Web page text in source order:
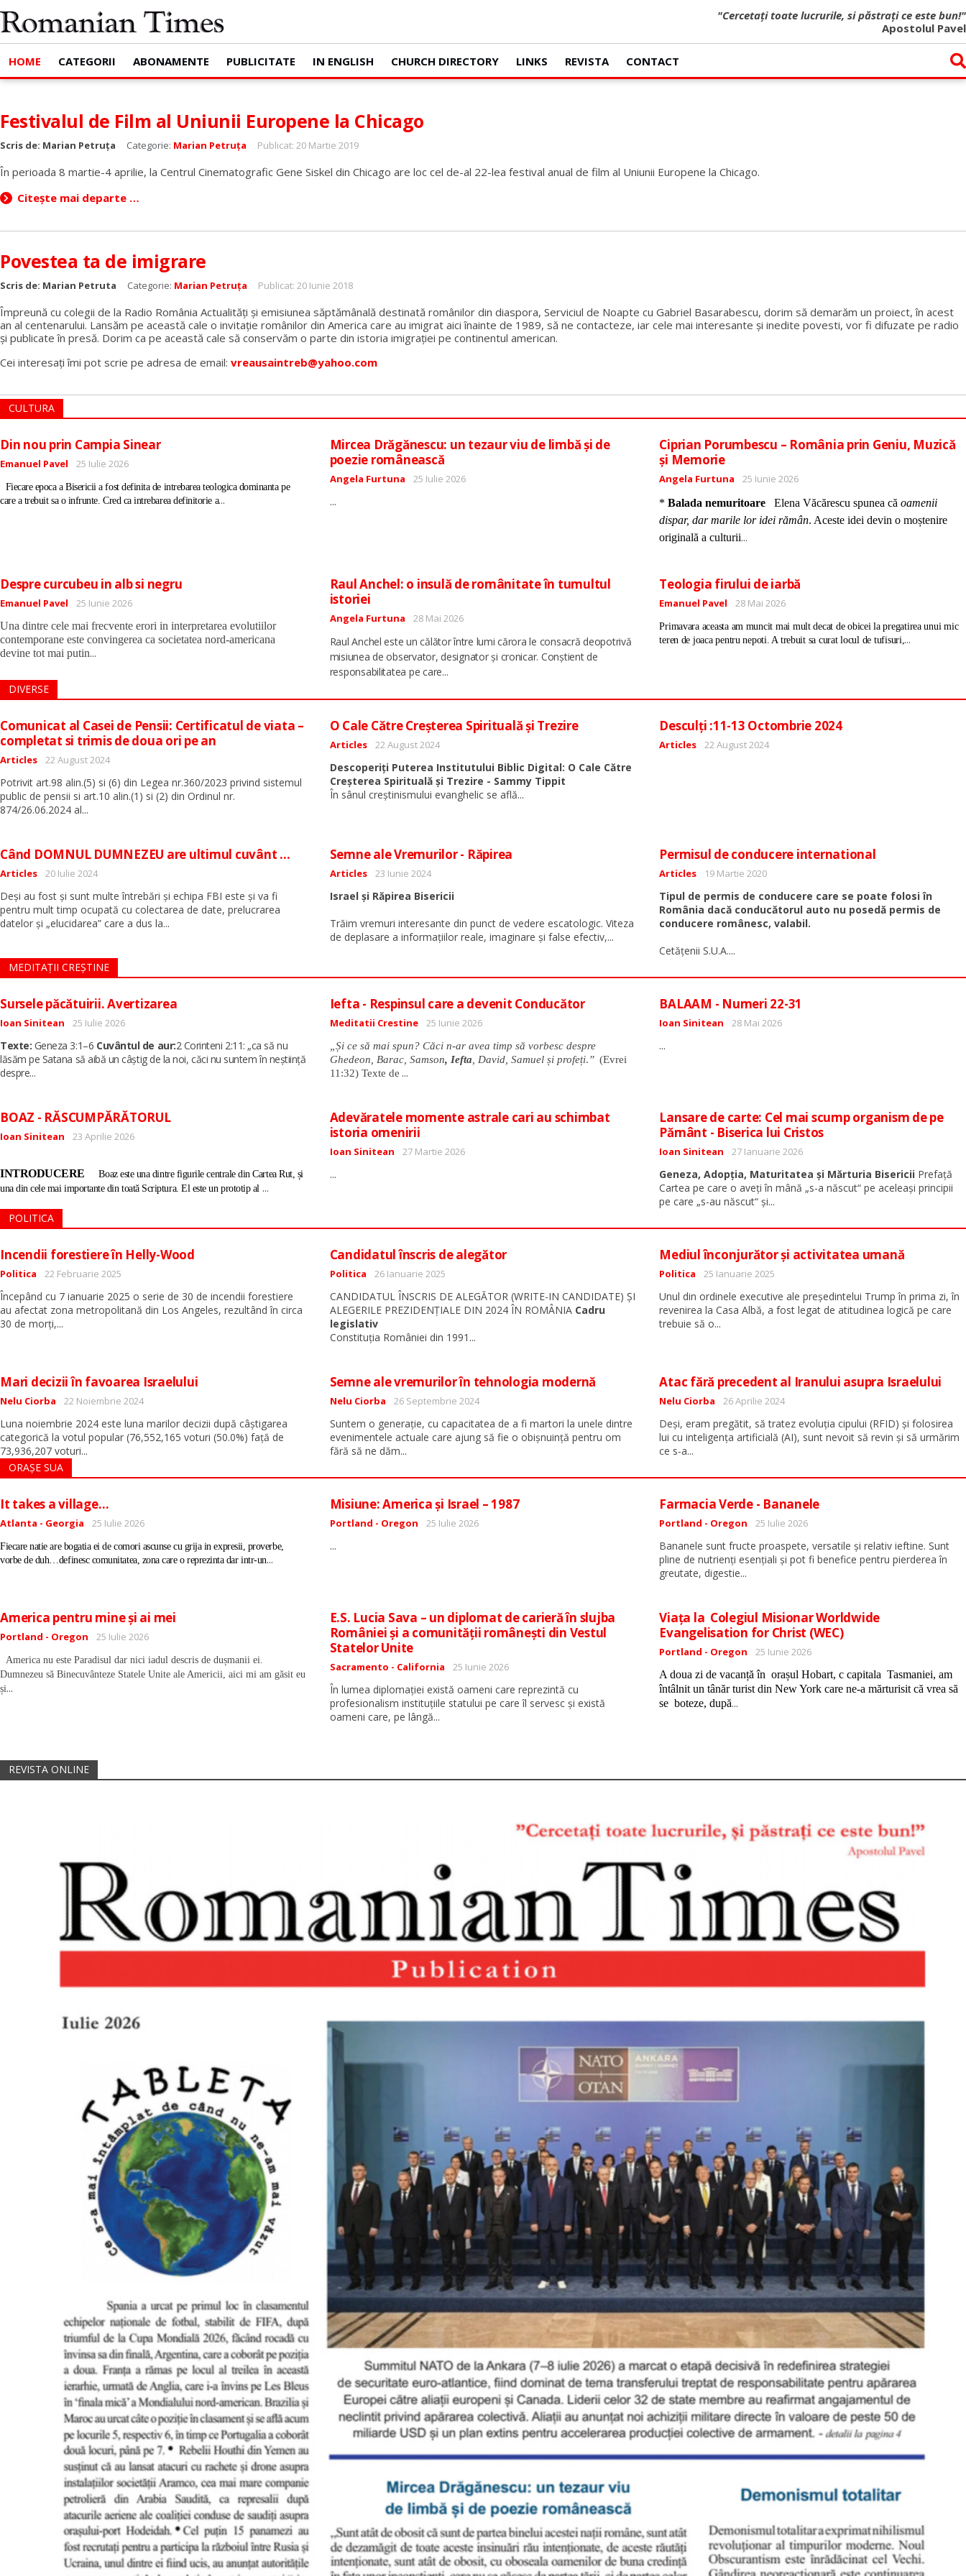
"Cercetați toate lucrurile, si păstrați ce este bun!"
Apostolul Pavel
HOME CATEGORII ABONAMENTE PUBLICITATE IN ENGLISH CHURCH DIRECTORY LINKS REVISTA CONTACT
Festivalul de Film al Uniunii Europene la Chicago
Scris de: Marian Petruța Categorie: Marian Petruța Publicat: 20 Martie 2019
În perioada 8 martie-4 aprilie, la Centrul Cinematografic Gene Siskel din Chicago are loc cel de-al 22-lea festival anual de film al Uniunii Europene la Chicago.
Citește mai departe …
Povestea ta de imigrare
Scris de: Marian Petruta Categorie: Marian Petruța Publicat: 20 Iunie 2018
Împreună cu colegii de la Radio România Actualități și emisiunea săptămânală destinată românilor din diaspora, Serviciul de Noapte cu Gabriel Basarabescu, dorim să demarăm un proiect, în acest
an al centenarului. Lansăm pe această cale o invitație românilor din America care au imigrat aici înainte de 1989, să ne contacteze, iar cele mai interesante și inedite povesti, vor fi difuzate pe radio
și publicate în presă. Dorim ca pe această cale să conservăm o parte din istoria imigrației pe continentul american.
Cei interesați îmi pot scrie pe adresa de email: vreausaintreb@yahoo.com
CULTURA
Din nou prin Campia Sinear
Detalii
Emanuel Pavel 25 Iulie 2026
Fiecare epoca a Bisericii a fost definita de intrebarea teologica dominanta pe
care a trebuit sa o infrunte. Cred ca intrebarea definitorie a...
Mircea Drăgănescu: un tezaur viu de limbă și de
poezie românească
Detalii
Angela Furtuna 25 Iulie 2026
...
Ciprian Porumbescu – România prin Geniu, Muzică
și Memorie
Detalii
Angela Furtuna 25 Iunie 2026
* Balada nemuritoare Elena Văcărescu spunea căoamenii
dispar, dar marile lor idei rămân. Aceste idei devin o moștenire
originală a culturii...
Despre curcubeu in alb si negru
Detalii
Emanuel Pavel 25 Iunie 2026
Una dintre cele mai frecvente erori in interpretarea evolutiilor
contemporane este convingerea ca societatea nord-americana
devine tot mai putin...
Raul Anchel: o insulă de românitate în tumultul
istoriei
Detalii
Angela Furtuna 28 Mai 2026
Raul Anchel este un călător între lumi cărora le consacră deopotrivă
misiunea de observator, designator și cronicar. Conștient de
responsabilitatea pe care...
Teologia firului de iarbă
Detalii
Emanuel Pavel 28 Mai 2026
Primavara aceasta am muncit mai mult decat de obicei la pregatirea unui mic
teren de joaca pentru nepoti. A trebuit sa curat locul de tufisuri, ...
DIVERSE
Comunicat al Casei de Pensii: Certificatul de viata –
completat si trimis de doua ori pe an
Detalii
Articles 22 August 2024
Potrivit art.98 alin.(5) si (6) din Legea nr.360/2023 privind sistemul
public de pensii si art.10 alin.(1) si (2) din Ordinul nr.
874/26.06.2024 al...
O Cale Către Creșterea Spirituală și Trezire
Detalii
Articles 22 August 2024
Descoperiți Puterea Institutului Biblic Digital: O Cale Către
Creșterea Spirituală și Trezire - Sammy Tippit
În sânul creștinismului evanghelic se află...
Desculți :11-13 Octombrie 2024
Detalii
Articles 22 August 2024
Când DOMNUL DUMNEZEU are ultimul cuvânt …
Detalii
Articles 20 Iulie 2024
Deși au fost și sunt multe întrebări și echipa FBI este și va fi
pentru mult timp ocupată cu colectarea de date, prelucrarea
datelor și „elucidarea” care a dus la...
Semne ale Vremurilor - Răpirea
Detalii
Articles 23 Iunie 2024
Israel și Răpirea Bisericii
Trăim vremuri interesante din punct de vedere escatologic. Viteza
de deplasare a informațiilor reale, imaginare și false efectiv,...
Permisul de conducere international
Detalii
Articles 19 Martie 2020
Tipul de permis de conducere care se poate folosi în
România dacă conducătorul auto nu posedă permis de
conducere românesc, valabil.
Cetăţenii S.U.A....
MEDITAȚII CREȘTINE
Sursele păcătuirii. Avertizarea
Detalii
Ioan Sinitean 25 Iulie 2026
Texte: Geneza 3:1–6 Cuvântul de aur:2 Corinteni 2:11: „ca să nu
lăsăm pe Satana să aibă un câștig de la noi, căci nu suntem în neștiință
despre...
Iefta - Respinsul care a devenit Conducător
Detalii
Meditatii Crestine 25 Iunie 2026
„Și ce să mai spun? Căci n-ar avea timp să vorbesc despre
Ghedeon, Barac, Samson, Iefta , David, Samuel și profeți.” (Evrei
11:32) Texte de ...
BALAAM - Numeri 22-31
Detalii
Ioan Sinitean 28 Mai 2026
...
BOAZ - RĂSCUMPĂRĂTORUL
Detalii
Ioan Sinitean 23 Aprilie 2026
INTRODUCERE
Boaz este una dintre figurile centrale din Cartea Rut, și
una din cele mai importante din toată Scriptura. El este un prototip al ...
Adevăratele momente astrale cari au schimbat
istoria omenirii
Detalii
Ioan Sinitean 27 Martie 2026
...
Lansare de carte: Cel mai scump organism de pe
Pământ - Biserica lui Cristos
Detalii
Ioan Sinitean 27 Ianuarie 2026
Geneza, Adopția, Maturitatea și Mărturia Bisericii Prefață
Cartea pe care o aveți în mână „s-a născut“ pe aceleași principii
pe care „s-au născut“ și...
POLITICA
Incendii forestiere în Helly-Wood
Detalii
Politica 22 Februarie 2025
Începând cu 7 ianuarie 2025 o serie de 30 de incendii forestiere
au afectat zona metropolitană din Los Angeles, rezultând în circa
30 de morți,...
Candidatul înscris de alegător
Detalii
Politica 26 Ianuarie 2025
CANDIDATUL ÎNSCRIS DE ALEGĂTOR (WRITE-IN CANDIDATE) ȘI
ALEGERILE PREZIDENȚIALE DIN 2024 ÎN ROMÂNIA Cadru
legislativ
Constituția României din 1991 ...
Mediul înconjurător și activitatea umană
Detalii
Politica 25 Ianuarie 2025
Unul din ordinele executive ale președintelui Trump în prima zi, în
revenirea la Casa Albă, a fost legat de atitudinea logică pe care
trebuie să o...
Mari decizii în favoarea Israelului
Detalii
Nelu Ciorba 22 Noiembrie 2024
Luna noiembrie 2024 este luna marilor decizii după câștigarea
categorică la votul popular (76,552,165 voturi (50.0%) față de
73,936,207 voturi...
Semne ale vremurilor în tehnologia modernă
Detalii
Nelu Ciorba 26 Septembrie 2024
Suntem o generație, cu capacitatea de a fi martori la unele dintre
evenimentele actuale care ajung să fie o obișnuință pentru om
fără să ne dăm...
Atac fără precedent al Iranului asupra Israelului
Detalii
Nelu Ciorba 26 Aprilie 2024
Deși, eram pregătit, să tratez evoluția cipului (RFID) și folosirea
lui cu inteligența artificială (AI), sunt nevoit să revin și să urmărim
ce s-a...
ORAȘE SUA
It takes a village…
Detalii
Atlanta - Georgia 25 Iulie 2026
Fiecare natie are bogatia ei de comori ascunse cu grija in expresii, proverbe,
vorbe de duh…definesc comunitatea, zona care o reprezinta dar intr-un...
Misiune: America și Israel – 1987
Detalii
Portland - Oregon 25 Iulie 2026
...
Farmacia Verde - Bananele
Detalii
Portland - Oregon 25 Iulie 2026
Bananele sunt fructe proaspete, versatile și relativ ieftine. Sunt
pline de nutrienți esențiali și pot fi benefice pentru pierderea în
greutate, digestie...
America pentru mine și ai mei
Detalii
Portland - Oregon 25 Iulie 2026
America nu este Paradisul dar nici iadul descris de dușmanii ei.
Dumnezeu să Binecuvânteze Statele Unite ale Americii, aici mi am găsit eu
și...
E.S. Lucia Sava – un diplomat de carieră în slujba
României și a comunității românești din Vestul
Statelor Unite
Detalii
Sacramento - California 25 Iunie 2026
În lumea diplomației există oameni care reprezintă cu
profesionalism instituțiile statului pe care îl servesc și există
oameni care, pe lângă...
Viața la Colegiul Misionar Worldwide
Evangelisation for Christ (WEC)
Detalii
Portland - Oregon 25 Iunie 2026
A doua zi de vacanță în orașul Hobart, c capitala Tasmaniei, am
întâlnit un tânăr turist din New York care ne-a mărturisit că vrea să
se boteze, după...
REVISTA ONLINE